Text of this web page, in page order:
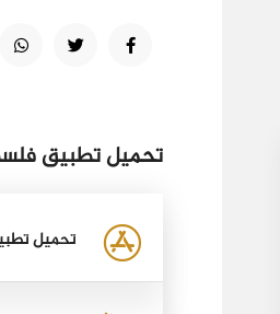
تحميل تطبيق
تحميل